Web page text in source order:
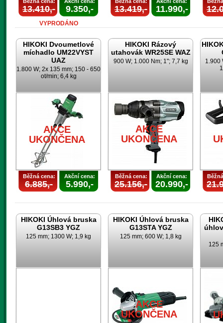
13.410,- 9.350,-
VYPRODÁNO
13.419,- 11.990,-
HIKOKI Dvoumetlové
míchadlo UM22VYST
UAZ
1.800 W; 2x 135 mm; 150 - 650
ot/min; 6,4 kg
AKCE
UKONČENA
Běžná cena:
6.885,-
Akční cena:
5.990,-
HIKOKI Rázový
utahovák WR25SE WAZ
900 W; 1.000 Nm; 1"; 7,7 kg
AKCE
UKONČENA
Běžná cena:
25.156,-
Akční cena:
20.990,-
1.900
HIKOKI Úhlová bruska
G13SB3 YGZ
125 mm; 1300 W; 1,9 kg
HIKOKI Úhlová bruska
G13STA YGZ
125 mm; 600 W; 1,8 kg
AKCE
UKONČENA
125